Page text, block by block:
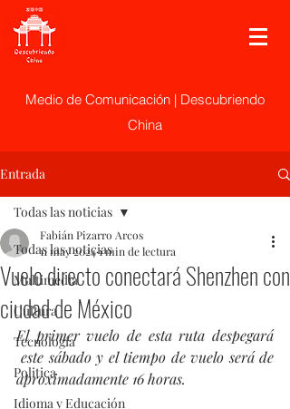
Medio de Comunicación | Descubriendo
China
Entrada
Todas las noticias
Multimedia
Cultura
Tecnología
Politica
Idioma y Educación
Todas las noticias
Vuelo directo conectará Shenzhen con
ciudad de México
Fabián Pizarro Arcos
11 may 20241 min de lectura
El primer vuelo de esta ruta despegará
este sábado y el tiempo de vuelo será de
aproximadamente 16 horas.